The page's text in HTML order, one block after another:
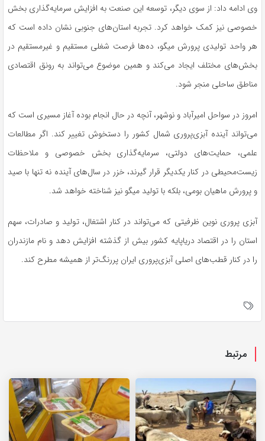
وی ادامه داد: از سوی دیگر، توسعه این صنعت به افزایش سرمایه‌گذاری بخش
خصوصی نیز کمک خواهد کرد. تجربه استان‌های جنوبی نشان داده است که
هر واحد تولیدی پرورش میگو، ده‌ها فرصت شغلی مستقیم و غیرمستقیم در
بخش‌های مختلف ایجاد می‌کند و همین موضوع می‌تواند به رونق اقتصادی
مناطق ساحلی منجر شود.
امروز در سواحل امیرآباد و نوشهر، آنچه در حال انجام بوده آغاز مسیری است که
می‌تواند آینده آبزی‌پروری شمال کشور را دستخوش تغییر کند. اگر مطالعات
علمی، حمایت‌های دولتی، سرمایه‌گذاری بخش خصوصی و ملاحظات
زیست‌محیطی در کنار یکدیگر قرار گیرند، خزر در سال‌های آینده نه تنها با صید
و پرورش ماهیان بومی، بلکه با تولید میگو نیز شناخته خواهد شد.
آبزی پروری نوین ظرفیتی که می‌تواند در کنار اشتغال، تولید و صادرات، سهم
استان را در اقتصاد دریاپایه کشور بیش از گذشته افزایش دهد و نام مازندران
را در کنار قطب‌های اصلی آبزی‌پروری ایران پررنگ‌تر از همیشه مطرح کند.
مرتبط